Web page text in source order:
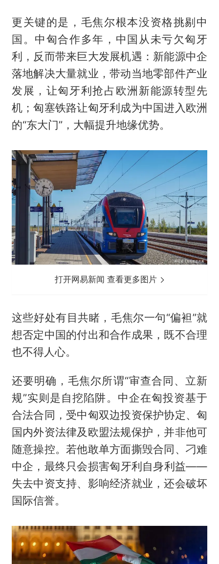
更关键的是，毛焦尔根本没资格挑剔中
国。中匈合作多年，中国从未亏欠匈牙
利，反而带来巨大发展机遇：新能源中企
落地解决大量就业，带动当地零部件产业
发展，让匈牙利抢占欧洲新能源转型先
机；匈塞铁路让匈牙利成为中国进入欧洲
的“东大门”，大幅提升地缘优势。
打开网易新闻 查看更多图片
这些好处有目共睹，毛焦尔一句“偏袒”就
想否定中国的付出和合作成果，既不合理
也不得人心。
还要明确，毛焦尔所谓“审查合同、立新
规”实则是自挖陷阱。中企在匈投资基于
合法合同，受中匈双边投资保护协定、匈
国内外资法律及欧盟法规保护，并非他可
随意操控。若他敢单方面撕毁合同、刁难
中企，最终只会损害匈牙利自身利益——
失去中资支持、影响经济就业，还会破坏
国际信誉。